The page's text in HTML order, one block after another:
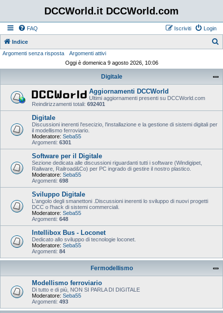
DCCWorld.it DCCWorld.com
FAQ Login
Iscriviti
Indice
Argomenti senza risposta
Argomenti attivi
Oggi è domenica 9 agosto 2026, 10:06
Digitale
Aggiornamenti DCCWorld
Ultimi aggiornamenti presenti su DCCWorld.com
Reindirizzamenti totali: 692401
Digitale
Discussioni inerenti l'esecizio, l'installazione e la gestione di sistemi digitali per
il modellismo ferroviario.
Moderatore: Seba55
Argomenti: 6301
Software per il Digitale
Sezione dedicata alle discussioni riguardanti tutti i software (Windigipet,
Railware, Railroad&Co) per PC ingrado di gestire il nostro plastico.
Moderatore: Seba55
Argomenti: 698
Sviluppo Digitale
L'angolo degli smanettoni .Discussioni inerenti lo sviluppo di nuovi progetti
DCC o l'hack di sistemi commerciali.
Moderatore: Seba55
Argomenti: 648
Intellibox Bus - Loconet
Dedicato allo sviluppo di tecnologie loconet.
Moderatore: Seba55
Argomenti: 84
Fermodellismo
Modellismo ferroviario
Di tutto e di più, NON SI PARLA DI DIGITALE
Moderatore: Seba55
Argomenti: 493